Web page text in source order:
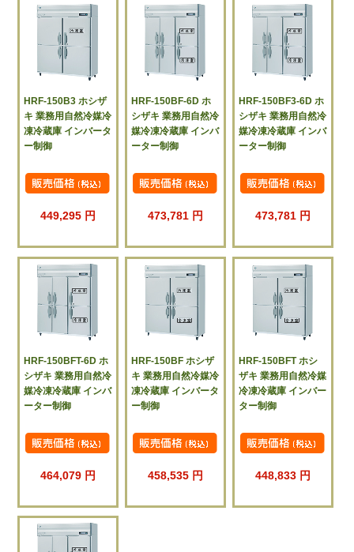
HRF-150B3 ホシザ
キ 業務用自然冷媒冷
凍冷蔵庫 インバータ
ー制御
449,295 円
HRF-150BF-6D ホ
シザキ 業務用自然冷
媒冷凍冷蔵庫 インバ
ーター制御
473,781 円
HRF-150BF3-6D ホ
シザキ 業務用自然冷
媒冷凍冷蔵庫 インバ
ーター制御
473,781 円
HRF-150BFT-6D ホ
シザキ 業務用自然冷
媒冷凍冷蔵庫 インバ
ーター制御
464,079 円
HRF-150BF ホシザ
キ 業務用自然冷媒冷
凍冷蔵庫 インバータ
ー制御
458,535 円
HRF-150BFT ホシ
ザキ 業務用自然冷媒
冷凍冷蔵庫 インバー
ター制御
448,833 円